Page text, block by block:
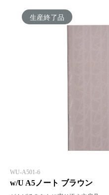
生産終了品
WU-A501-6
w/U A5ノート ブラウン